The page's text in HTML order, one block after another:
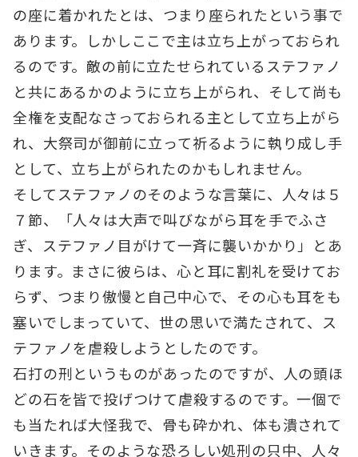
の座に着かれたとは、つまり座られたという事で
あります。しかしここで主は立ち上がっておられ
るのです。敵の前に立たせられているステファノ
と共にあるかのように立ち上がられ、そして尚も
全権を支配なさっておられる主として立ち上がら
れ、大祭司が御前に立って祈るように執り成し手
として、立ち上がられたのかもしれません。
そしてステファノのそのような言葉に、人々は５
７節、「人々は大声で叫びながら耳を手でふさ
ぎ、ステファノ目がけて一斉に襲いかかり」とあ
ります。まさに彼らは、心と耳に割礼を受けてお
らず、つまり傲慢と自己中心で、その心も耳をも
塞いでしまっていて、世の思いで満たされて、ス
テファノを虐殺しようとしたのです。
石打の刑というものがあったのですが、人の頭ほ
どの石を皆で投げつけて虐殺するのです。一個で
も当たれば大怪我で、骨も砕かれ、体も潰されて
いきます。そのような恐ろしい処刑の只中、人々